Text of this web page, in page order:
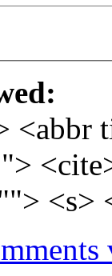
<abbr
<s>